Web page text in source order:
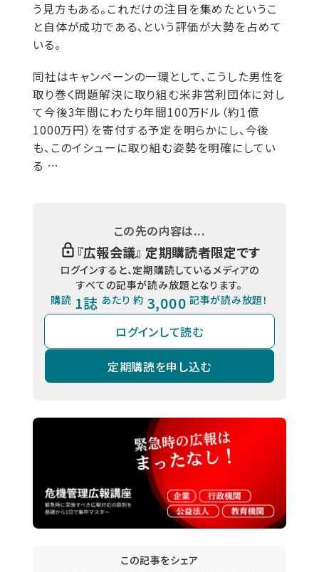
う見方もある。これだけの注目を集めたというこ
と自体が成功である、という評価が大勢を占めて
いる。
同社はキャンペーンの一環として、こうした男性を
取り巻く問題解決に取り組む米非営利団体に対し
て今後3年間にわたり年間100万ドル（約1億
1000万円）を寄付する予定を明らかにし、今後
も、このイシューに取り組む姿勢を明確にしてい
る …
この先の内容は...
『広報会議』 定期購読者限定です
ログインすると、定期購読しているメディアの
すべての記事が読み放題となります。
購読 1誌 あたり 約 3,000 記事が読み放題！
ログインして読む
定期購読を申し込む
この記事をシェア